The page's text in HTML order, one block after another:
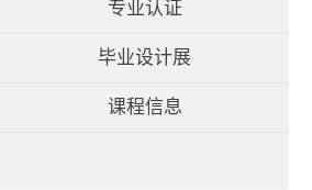
专业认证
毕业设计展
课程信息